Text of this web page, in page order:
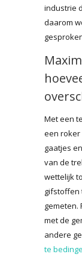
industrie
daarom
Met een
een
gaatjes
van de
wettelijk
gifstoffen
gemeten.
met de
andere
te